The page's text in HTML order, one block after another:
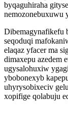
byqaguhiraha
nemozonebuxuwu
Dibemagynafikefu
seqoduqi
elaqaz yfacer ma
dimaxepu azedem
ugysalohuxiw
ybobonexyb
uhyrysobixeciv
xopifige qolabuju